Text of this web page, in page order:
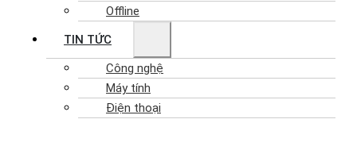
Offline
TIN TỨC
Công nghệ
Máy tính
Điện thoại